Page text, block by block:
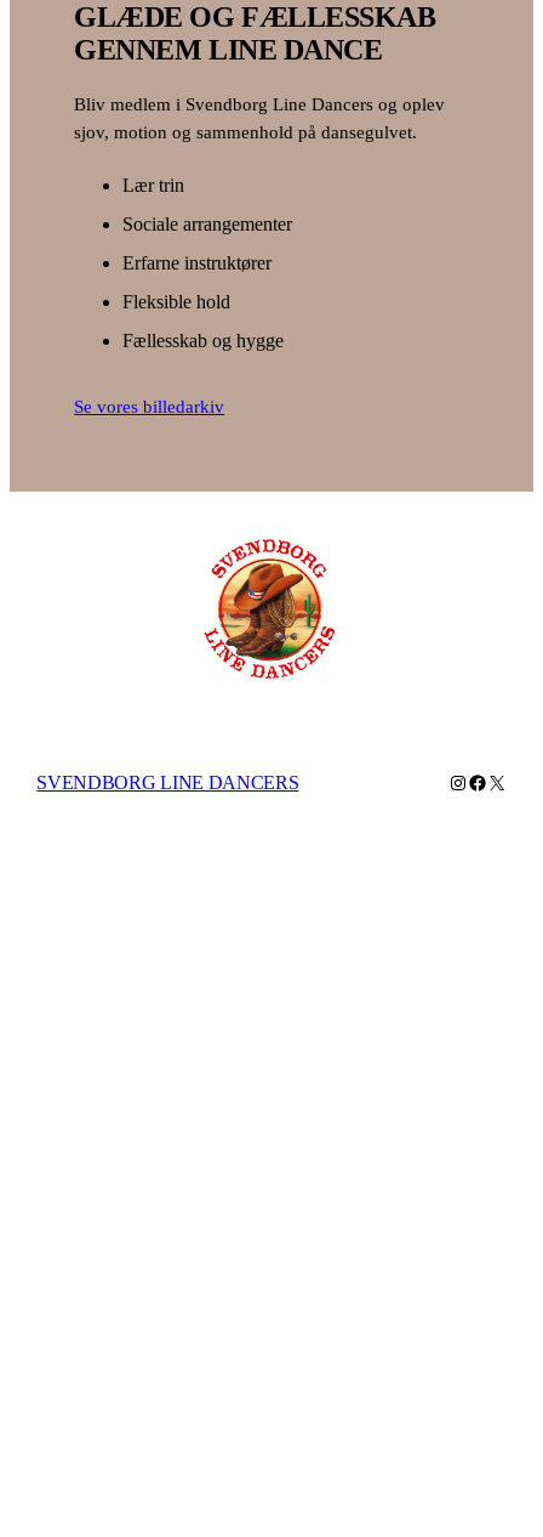
GLÆDE OG FÆLLESSKAB
GENNEM LINE DANCE
Bliv medlem i Svendborg Line Dancers og oplev
sjov, motion og sammenhold på dansegulvet.
Lær trin
Sociale arrangementer
Erfarne instruktører
Fleksible hold
Fællesskab og hygge
Se vores billedarkiv
SVENDBORG LINE DANCERS Instagram
Facebook
X